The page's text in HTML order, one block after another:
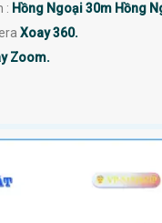
: Hồng Ngoại 30m Hồng
Xoay 360.
Zoom.